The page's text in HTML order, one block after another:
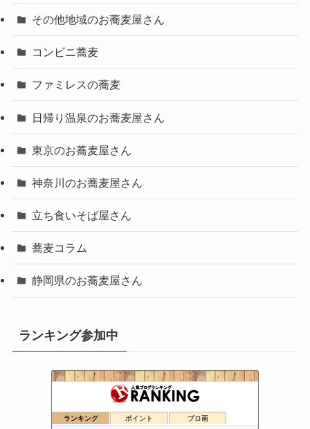
その他地域のお蕎麦屋さん
コンビニ蕎麦
ファミレスの蕎麦
日帰り温泉のお蕎麦屋さん
東京のお蕎麦屋さん
神奈川のお蕎麦屋さん
立ち食いそば屋さん
蕎麦コラム
静岡県のお蕎麦屋さん
ランキング参加中
ランキング ポイント ブロ画
20位 幻の渓流師＆レオ